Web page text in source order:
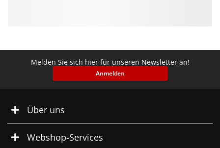
Melden Sie sich hier für unseren Newsletter an!
Anmelden
Über uns
Webshop-Services